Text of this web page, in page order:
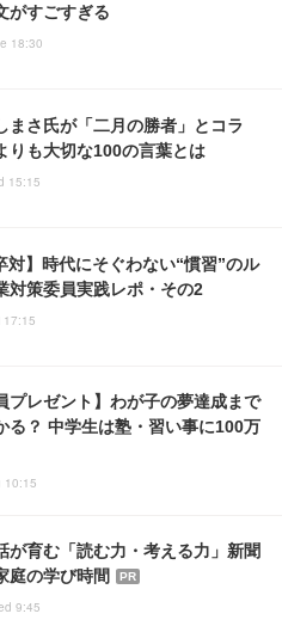
がすごすぎる
18:30
まさ氏が「二月の勝者」とコラ
りも大切な100の言葉とは
15:15
対】時代にそぐわない“慣習”のル
対策委員実践レポ・その2
17:15
プレゼント】わが子の夢達成まで
る？ 中学生は塾・習い事に100万
10:15
が育む「読む力・考える力」新聞
庭の学び時間
PR
9:45